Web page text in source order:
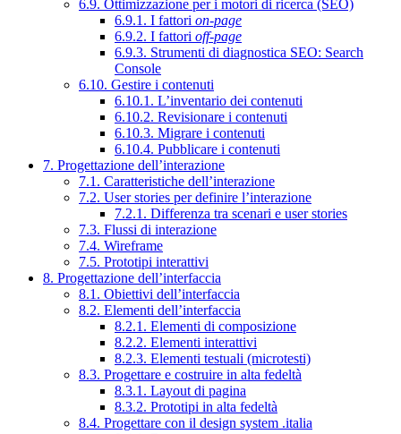
6.9. Ottimizzazione per i motori di ricerca (SEO)
6.9.1. I fattori on-page
6.9.2. I fattori off-page
6.9.3. Strumenti di diagnostica SEO: Search
Console
6.10. Gestire i contenuti
6.10.1. L’inventario dei contenuti
6.10.2. Revisionare i contenuti
6.10.3. Migrare i contenuti
6.10.4. Pubblicare i contenuti
7. Progettazione dell’interazione
7.1. Caratteristiche dell’interazione
7.2. User stories per definire l’interazione
7.2.1. Differenza tra scenari e user stories
7.3. Flussi di interazione
7.4. Wireframe
7.5. Prototipi interattivi
8. Progettazione dell’interfaccia
8.1. Obiettivi dell’interfaccia
8.2. Elementi dell’interfaccia
8.2.1. Elementi di composizione
8.2.2. Elementi interattivi
8.2.3. Elementi testuali (microtesti)
8.3. Progettare e costruire in alta fedeltà
8.3.1. Layout di pagina
8.3.2. Prototipi in alta fedeltà
8.4. Progettare con il design system .italia